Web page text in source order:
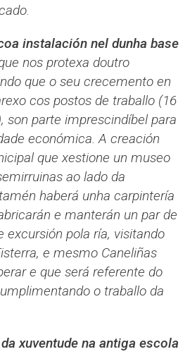
instalación nel dunha base
nos protexa doutro
que o seu crecemento en
cos postos de traballo (16
son parte imprescindíbel para
económica. A creación
que xestione un museo
ao lado da
haberá unha carpintería
e manterán un par de
excursión pola ría, visitando
e mesmo Caneliñas
e que será referente do
o traballo da
xuventude na antiga escola